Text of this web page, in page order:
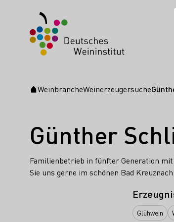
Startseite
WeinbrancheWeinerzeugersuche
Günther
Familienbetrieb in fünfter Generation mit
Sie uns gerne im schönen Bad Kreuznach.
Glühwein